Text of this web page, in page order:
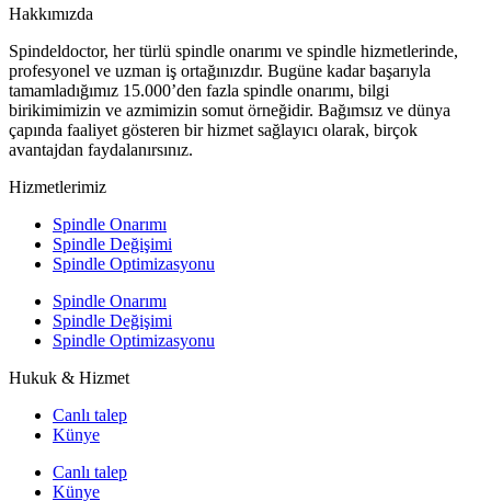
Hakkımızda
Spindeldoctor, her türlü spindle onarımı ve spindle hizmetlerinde,
profesyonel ve uzman iş ortağınızdır. Bugüne kadar başarıyla
tamamladığımız 15.000’den fazla spindle onarımı, bilgi
birikimimizin ve azmimizin somut örneğidir. Bağımsız ve dünya
çapında faaliyet gösteren bir hizmet sağlayıcı olarak, birçok
avantajdan faydalanırsınız.
Hizmetlerimiz
Spindle Onarımı
Spindle Değişimi
Spindle Optimizasyonu
Spindle Onarımı
Spindle Değişimi
Spindle Optimizasyonu
Hukuk & Hizmet
Canlı talep
Künye
Canlı talep
Künye